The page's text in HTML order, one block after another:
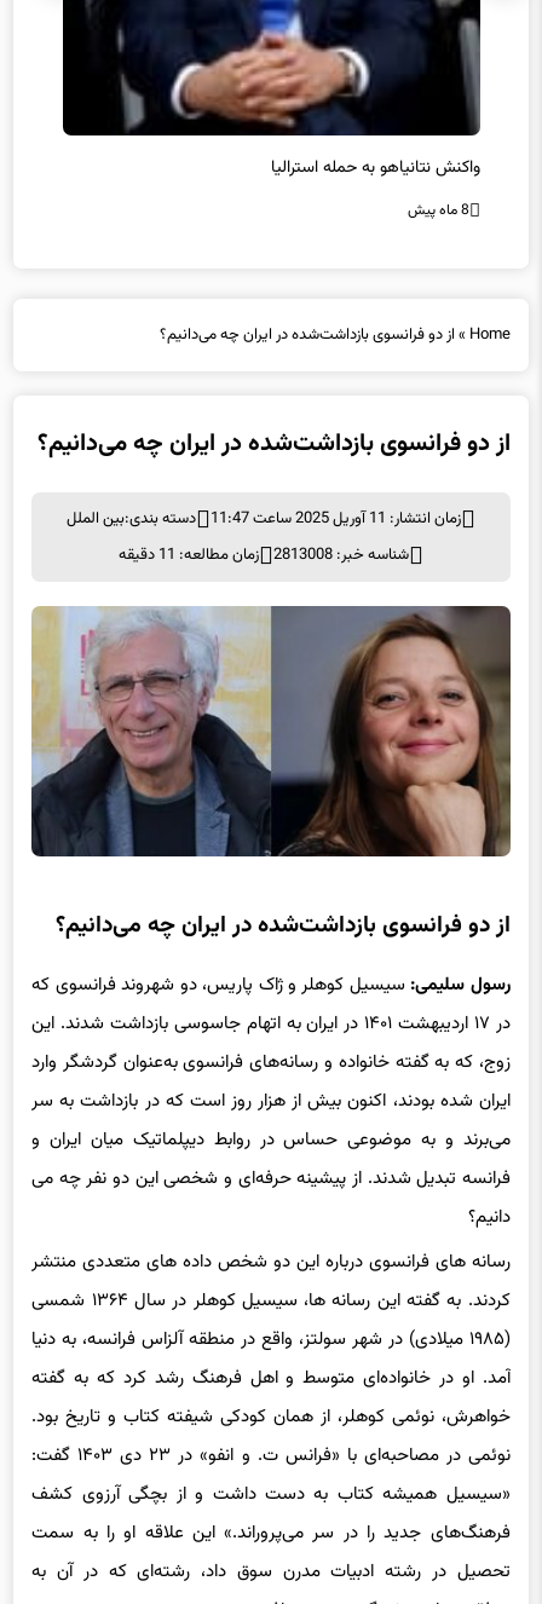
واکنش نتانیاهو به حمله استرالیا
8 ماه پیش
شناسه خبر: 2813008
زمان مطالعه: 11 دقیقه
سیسیل کوهلر و ژاک پاریس، دو شهروند فرانسوی که
در ۱۷ اردیبهشت ۱۴۰۱ در ایران به اتهام جاسوسی بازداشت شدند. این
زوج، که به گفته خانواده و رسانه‌های فرانسوی به‌عنوان گردشگر وارد
ایران شده بودند، اکنون بیش از هزار روز است که در بازداشت به سر
می‌برند و به موضوعی حساس در روابط دیپلماتیک میان ایران و
فرانسه تبدیل شدند. از پیشینه حرفه‌ای و شخصی این دو نفر چه می
دانیم؟
رسانه های فرانسوی درباره این دو شخص داده های متعددی منتشر
کردند. به گفته این رسانه ها، سیسیل کوهلر در سال ۱۳۶۴ شمسی
(۱۹۸۵ میلادی) در شهر سولتز، واقع در منطقه آلزاس فرانسه، به دنیا
آمد. او در خانواده‌ای متوسط و اهل فرهنگ رشد کرد که به گفته
خواهرش، نوئمی کوهلر، از همان کودکی شیفته کتاب و تاریخ بود.
نوئمی در مصاحبه‌ای با «فرانس ت. و انفو» در ۲۳ دی ۱۴۰۳ گفت:
«سیسیل همیشه کتاب به دست داشت و از بچگی آرزوی کشف
فرهنگ‌های جدید را در سر می‌پروراند.» این علاقه او را به سمت
تحصیل در رشته ادبیات مدرن سوق داد، رشته‌ای که در آن به
موفقیت‌های چشمگیری دست یافت.